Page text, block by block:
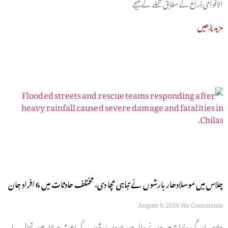
مزید پڑھیں
چلاس میں موسلادھار بارشوں نے تباہی مچا دی، مختلف حادثات میں 6 افراد جان
سے گئے
August 5, 2026 No Comments